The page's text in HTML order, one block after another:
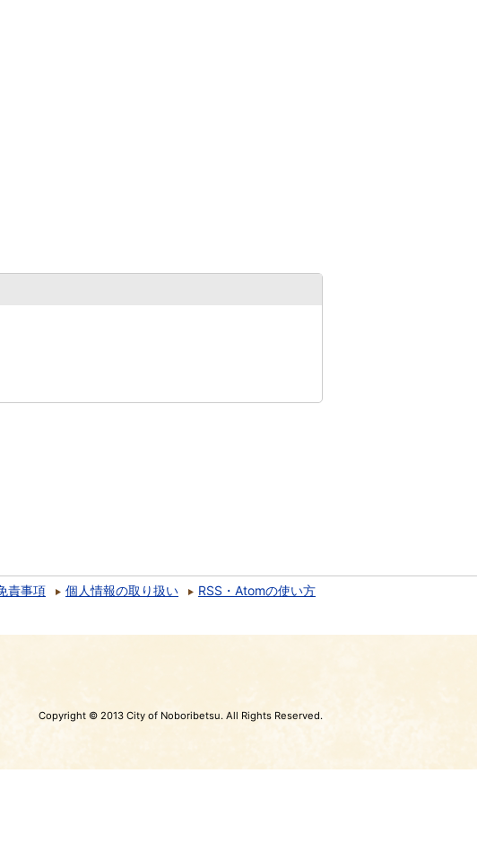
責事項 個人情報の取り扱い
RSS・Atomの使い方
Copyright © 2013 City of Noboribetsu. All Rights Reserved.